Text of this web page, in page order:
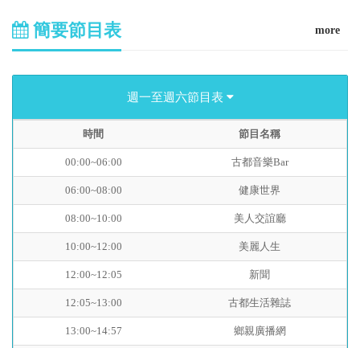
簡要節目表 more
週一至週六節目表
時間 節目名稱
00:00~06:00 古都音樂Bar
06:00~08:00 健康世界
08:00~10:00 美人交誼廳
10:00~12:00 美麗人生
12:00~12:05 新聞
12:05~13:00 古都生活雜誌
13:00~14:57 鄉親廣播網